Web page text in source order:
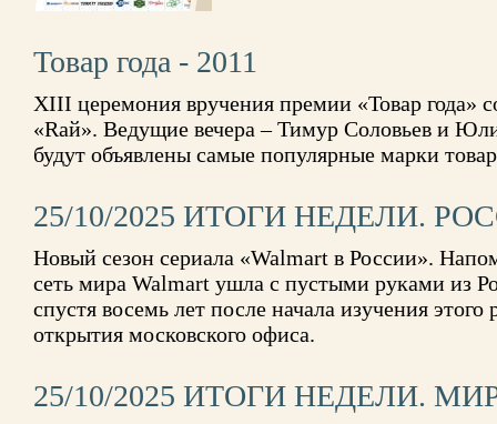
Товар года - 2011
XIII церемония вручения премии «Товар года»
«Rай». Ведущие вечера – Тимур Соловьев и
будут объявлены самые популярные марки
25/10/2025 ИТОГИ НЕДЕЛИ.
Новый сезон сериала «Walmart в России».
сеть мира Walmart ушла с пустыми руками из
спустя восемь лет после начала изучения
открытия московского офиса.
25/10/2025 ИТОГИ НЕДЕЛИ.